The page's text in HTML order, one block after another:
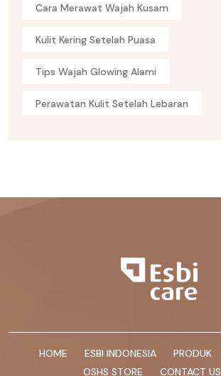
Cara Merawat Wajah Kusam
Kulit Kering Setelah Puasa
Tips Wajah Glowing Alami
Perawatan Kulit Setelah Lebaran
HOME ESBI INDONESIA PRODUK
OSHS STORE
CONTACT US